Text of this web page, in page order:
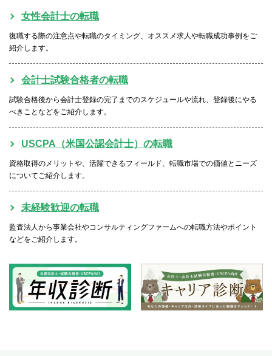
女性会計士の転職
復職する際の注意点や転職のタイミング、オススメ求人や転職成功事例をご
紹介します。
会計士試験合格者の転職
試験合格後から会計士登録の完了までのスケジュールや流れ、登録後にやる
べきことなどをご紹介します。
USCPA（米国公認会計士）の転職
資格取得のメリットや、活躍できるフィールド、転職市場での価値とニーズ
についてご紹介します。
未経験歓迎の転職
監査法人から事業会社やコンサルティングファームへの転職方法やポイント
などをご紹介します。